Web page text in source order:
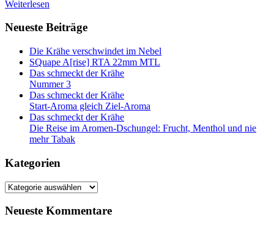
Weiterlesen
Neueste Beiträge
Die Krähe verschwindet im Nebel
SQuape A[rise] RTA 22mm MTL
Das schmeckt der Krähe
Nummer 3
Das schmeckt der Krähe
Start-Aroma gleich Ziel-Aroma
Das schmeckt der Krähe
Die Reise im Aromen-Dschungel: Frucht, Menthol und nie
mehr Tabak
Kategorien
Kategorien
Neueste Kommentare